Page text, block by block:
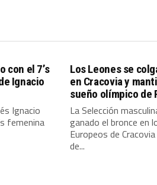
con el 7’s
Ignacio
Ignacio
femenina
Los Leones se
en Cracovia y
sueño olímpico de
La Selección
ganado el bronce en
Europeos de
de...